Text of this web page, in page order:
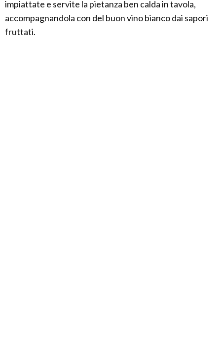
impiattate e servite la pietanza ben calda in tavola,
accompagnandola con del buon vino bianco dai sapori
fruttati.